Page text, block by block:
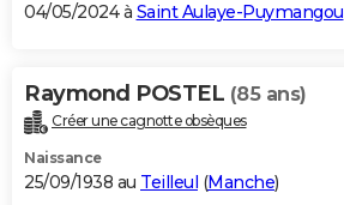
04/05/2024 à Saint Aulaye-Puymangou
Raymond POSTEL (85 ans)
Créer une cagnotte obsèques
Naissance
25/09/1938 au Teilleul (Manche)